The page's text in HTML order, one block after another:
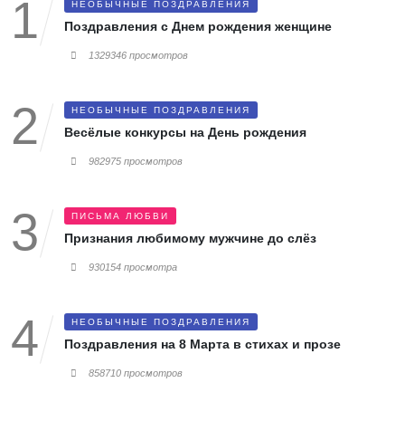
НЕОБЫЧНЫЕ ПОЗДРАВЛЕНИЯ
Поздравления с Днем рождения женщине
1329346 просмотров
НЕОБЫЧНЫЕ ПОЗДРАВЛЕНИЯ
Весёлые конкурсы на День рождения
982975 просмотров
ПИСЬМА ЛЮБВИ
Признания любимому мужчине до слёз
930154 просмотра
НЕОБЫЧНЫЕ ПОЗДРАВЛЕНИЯ
Поздравления на 8 Марта в стихах и прозе
858710 просмотров